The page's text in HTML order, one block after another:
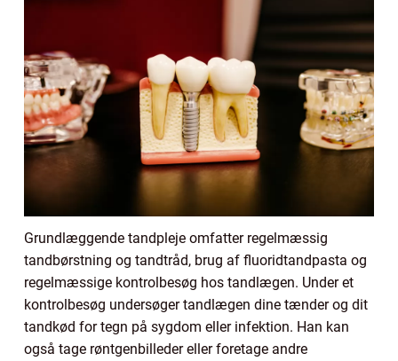
Grundlæggende tandpleje omfatter regelmæssig
tandbørstning og tandtråd, brug af fluoridtandpasta og
regelmæssige kontrolbesøg hos tandlægen. Under et
kontrolbesøg undersøger tandlægen dine tænder og dit
tandkød for tegn på sygdom eller infektion. Han kan
også tage røntgenbilleder eller foretage andre